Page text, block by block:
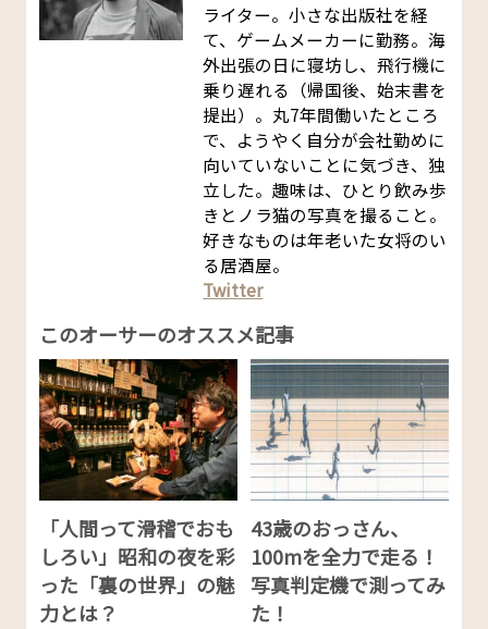
ライター。小さな出版社を経
て、ゲームメーカーに勤務。海
外出張の日に寝坊し、飛行機に
乗り遅れる（帰国後、始末書を
提出）。丸7年間働いたところ
で、ようやく自分が会社勤めに
向いていないことに気づき、独
立した。趣味は、ひとり飲み歩
きとノラ猫の写真を撮ること。
好きなものは年老いた女将のい
る居酒屋。
Twitter
このオーサーのオススメ記事
「人間って滑稽でおも
しろい」昭和の夜を彩
った「裏の世界」の魅
力とは？
43歳のおっさん、
100mを全力で走る！
写真判定機で測ってみ
た！